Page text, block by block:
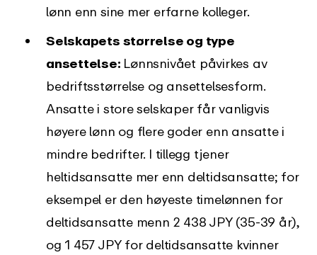
lønn enn sine mer erfarne kolleger.
Selskapets størrelse og type
ansettelse: Lønnsnivået påvirkes av
bedriftsstørrelse og ansettelsesform.
Ansatte i store selskaper får vanligvis
høyere lønn og flere goder enn ansatte i
mindre bedrifter. I tillegg tjener
heltidsansatte mer enn deltidsansatte; for
eksempel er den høyeste timelønnen for
deltidsansatte menn 2 438 JPY (35-39 år),
og 1 457 JPY for deltidsansatte kvinner